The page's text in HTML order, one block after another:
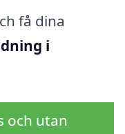
få dina
i
och utan